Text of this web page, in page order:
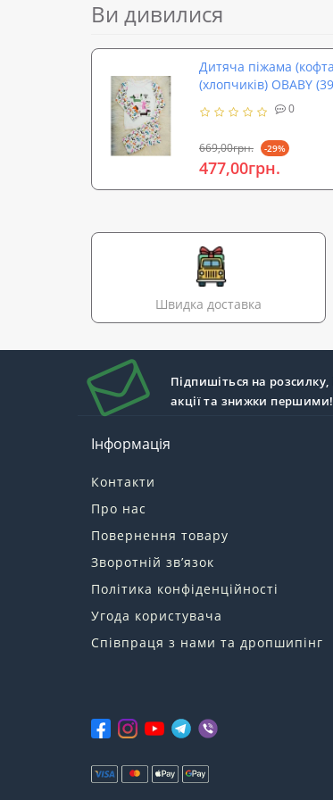
Ви дивилися
Дитяча піжама
(хлопчиків) OBABY
0
669,00грн. -29%
477,00грн.
Швидка доставка
Підпишіться на розсилку,
акції та знижки першими!
Інформація
Контакти
Про нас
Повернення товару
Зворотній зв’язок
Політика конфіденційності
Угода користувача
Співпраця з нами та дропшипінг